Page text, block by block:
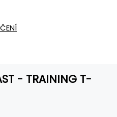
- TRAINING T-